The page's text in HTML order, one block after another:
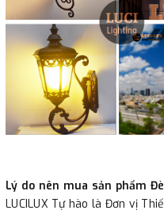
Lý do nên mua sản phẩm
LUCILUX Tự hào là Đơn vị